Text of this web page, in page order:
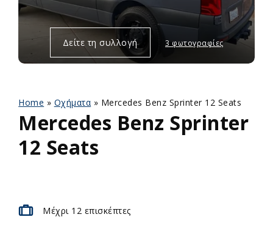
Δείτε τη συλλογή 3 φωτογραφίες
Home » Οχήματα » Mercedes Benz Sprinter 12 Seats
Mercedes Benz Sprinter
12 Seats
Μέχρι 12 επισκέπτες